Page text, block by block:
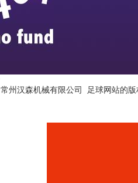
州汉森机械有限公司 足球网站的